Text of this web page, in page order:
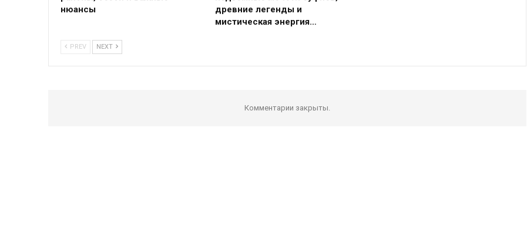
нюансы
древние легенды и
мистическая энергия…
PREV NEXT
Комментарии закрыты.